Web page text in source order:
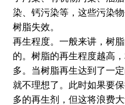
染、钙污染等，这些污染
树脂失效。
再生程度。一般来讲，树
的。树脂的再生程度越高
多。当树脂再生达到了一
就不理想了。此时如果要
多的再生剂，但这将浪费